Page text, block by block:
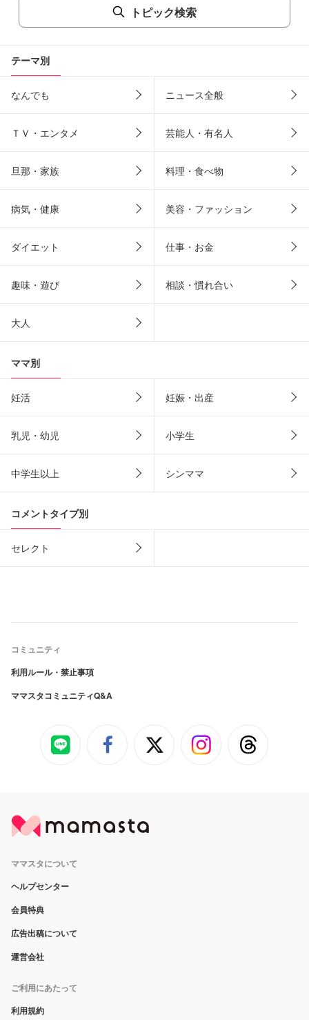
トピック検索
テーマ別
なんでも ニュース全般
ＴＶ・エンタメ 芸能人・有名人
旦那・家族 料理・食べ物
病気・健康 美容・ファッション
ダイエット 仕事・お金
趣味・遊び 相談・慣れ合い
大人
ママ別
妊活 妊娠・出産
乳児・幼児 小学生
中学生以上 シンママ
コメントタイプ別
セレクト
コミュニティ
利用ルール・禁止事項
ママスタコミュニティQ&A
ママスタについて
ヘルプセンター
会員特典
広告出稿について
運営会社
ご利用にあたって
利用規約